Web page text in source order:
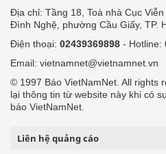
Địa chỉ: Tầng 18, Toà nhà Cục
Đình Nghệ, phường Cầu Giấy, TP.
Điện thoại: 02439369898 - Hotline:
Email: vietnamnet@vietnamnet.vn
© 1997 Báo VietNamNet. All rights
lại thông tin từ website này khi có
báo VietNamNet.
Liên hệ quảng cáo